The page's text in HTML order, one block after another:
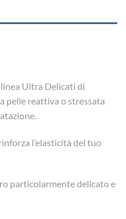
Ultra Delicati di
pelle reattiva o stressata
l’elasticità del tuo
particolarmente delicato e